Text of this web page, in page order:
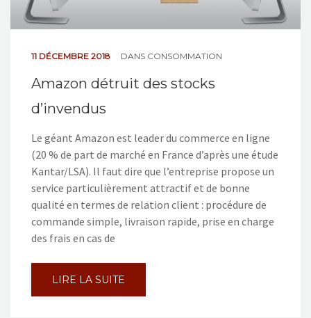
11 DÉCEMBRE 2018 DANS CONSOMMATION
Amazon détruit des stocks
d’invendus
Le géant Amazon est leader du commerce en ligne
(20 % de part de marché en France d’après une étude
Kantar/LSA). Il faut dire que l’entreprise propose un
service particulièrement attractif et de bonne
qualité en termes de relation client : procédure de
commande simple, livraison rapide, prise en charge
des frais en cas de
LIRE LA SUITE